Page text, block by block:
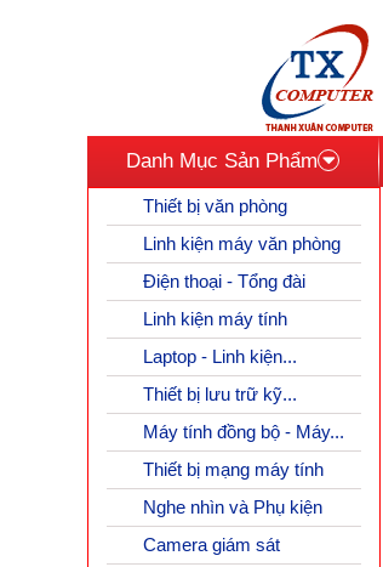
Danh Mục Sản Phẩm
Thiết bị văn phòng
Linh kiện máy văn phòng
Điện thoại - Tổng đài
Linh kiện máy tính
Laptop - Linh kiện...
Thiết bị lưu trữ kỹ...
Máy tính đồng bộ - Máy...
Thiết bị mạng máy tính
Nghe nhìn và Phụ kiện
Camera giám sát